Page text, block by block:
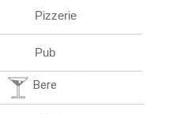
Pizzerie
Pub
Bere